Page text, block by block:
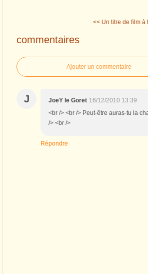
<< Un titre de film à
commentaires
Ajouter un commentaire
J JoeY le Goret 16/12/2010 13:39
<br /> <br /> Peut-être auras-tu la
/> <br />
Répondre